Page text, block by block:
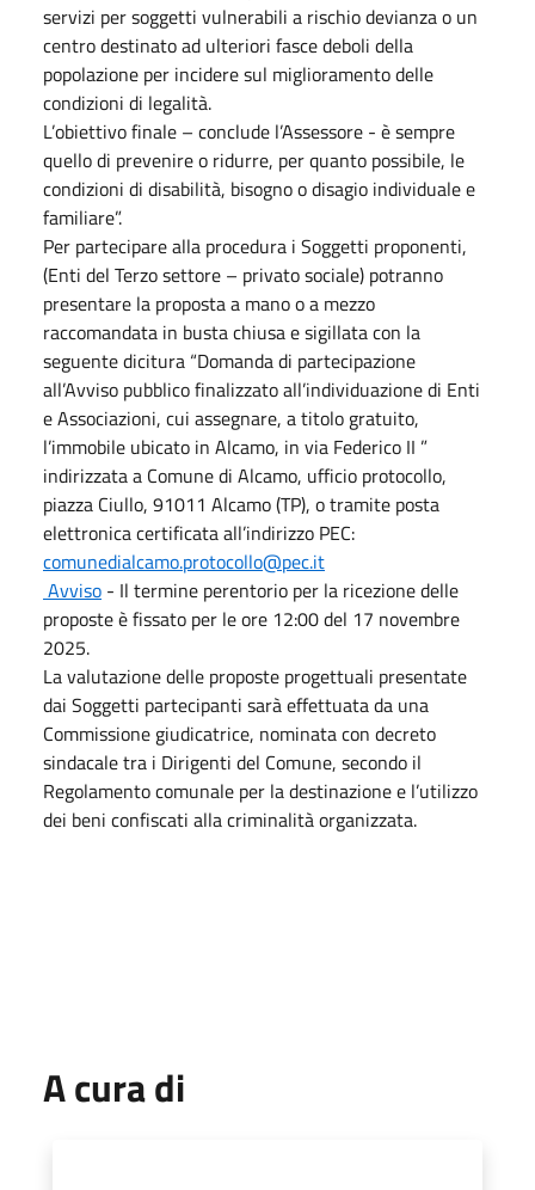
servizi per soggetti vulnerabili a rischio devianza o un
centro destinato ad ulteriori fasce deboli della
popolazione per incidere sul miglioramento delle
condizioni di legalità.
L’obiettivo finale – conclude l’Assessore - è sempre
quello di prevenire o ridurre, per quanto possibile, le
condizioni di disabilità, bisogno o disagio individuale e
familiare”.
Per partecipare alla procedura i Soggetti proponenti,
(Enti del Terzo settore – privato sociale) potranno
presentare la proposta a mano o a mezzo
raccomandata in busta chiusa e sigillata con la
seguente dicitura “Domanda di partecipazione
all’Avviso pubblico finalizzato all’individuazione di Enti
e Associazioni, cui assegnare, a titolo gratuito,
l’immobile ubicato in Alcamo, in via Federico II ”
indirizzata a Comune di Alcamo, ufficio protocollo,
piazza Ciullo, 91011 Alcamo (TP), o tramite posta
elettronica certificata all’indirizzo PEC:
comunedialcamo.protocollo@pec.it
Avviso - Il termine perentorio per la ricezione delle
proposte è fissato per le ore 12:00 del 17 novembre
2025.
La valutazione delle proposte progettuali presentate
dai Soggetti partecipanti sarà effettuata da una
Commissione giudicatrice, nominata con decreto
sindacale tra i Dirigenti del Comune, secondo il
Regolamento comunale per la destinazione e l’utilizzo
dei beni confiscati alla criminalità organizzata.
A cura di